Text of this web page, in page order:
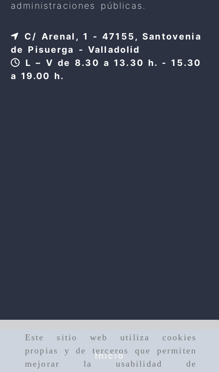
Este sitio web utiliza cookies
propias y de terceros que permiten
mejorar la usabilidad de
administraciones públicas.
C/ Arenal, 1 - 47155, Santovenia
de Pisuerga - Valladolid
L – V de 8.30 a 13.30 h. - 15.30
a 19.00 h.
Inicio